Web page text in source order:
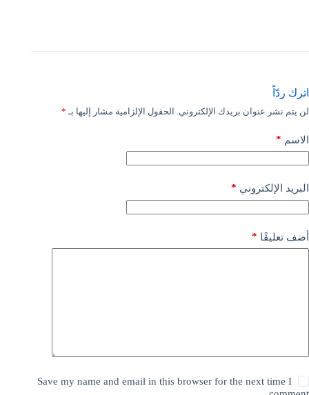
اترك ردّاً
لن يتم نشر عنوان بريدك الإلكتروني. الحقول الإلزامية مشار إليها بـ *
الاسم *
البريد الإلكتروني *
أضف تعليقًا *
Save my name and email in this browser for the next time I